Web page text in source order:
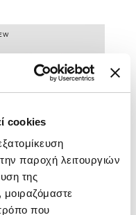
cookies
παροχή λειτουργιών
της
μοιραζόμαστε
που